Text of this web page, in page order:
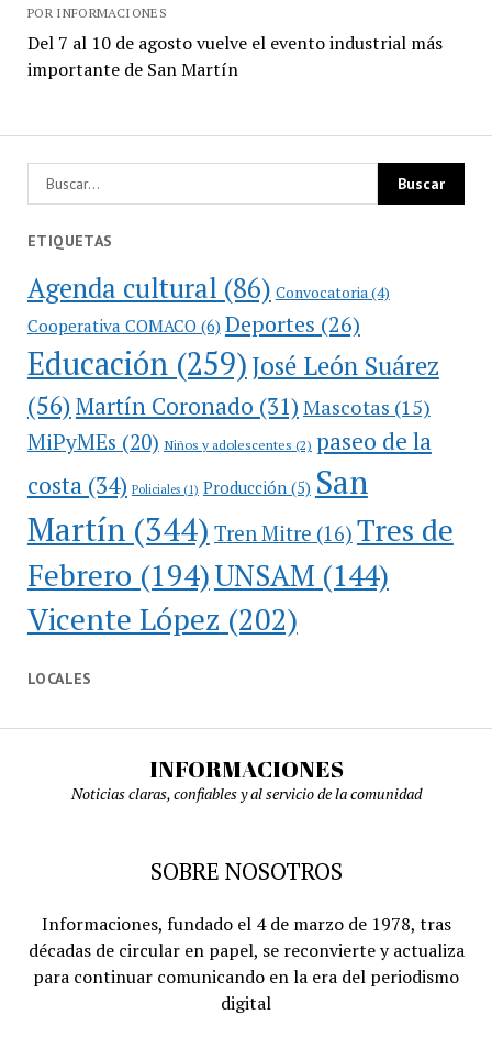
POR INFORMACIONES
Del 7 al 10 de agosto vuelve el evento industrial más
importante de San Martín
ETIQUETAS
Agenda cultural (86) Convocatoria (4)
Cooperativa COMACO(6) Deportes (26)
Educación(259)José León Suárez
(56)Martín Coronado (31) Mascotas (15)
MiPyMEs (20) Niños y adolescentes (2) paseo de la
costa(34) Policiales(1) Producción(5) San
Martín(344) Tren Mitre (16) Tres de
Febrero (194)UNSAM (144)
Vicente López (202)
LOCALES
INFORMACIONES
Noticias claras, confiables y al servicio de la comunidad
SOBRE NOSOTROS
Informaciones, fundado el 4 de marzo de 1978, tras
décadas de circular en papel, se reconvierte y actualiza
para continuar comunicando en la era del periodismo
digital